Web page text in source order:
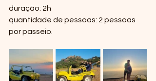
duração: 2h
quantidade de pessoas: 2 pessoas
por passeio.